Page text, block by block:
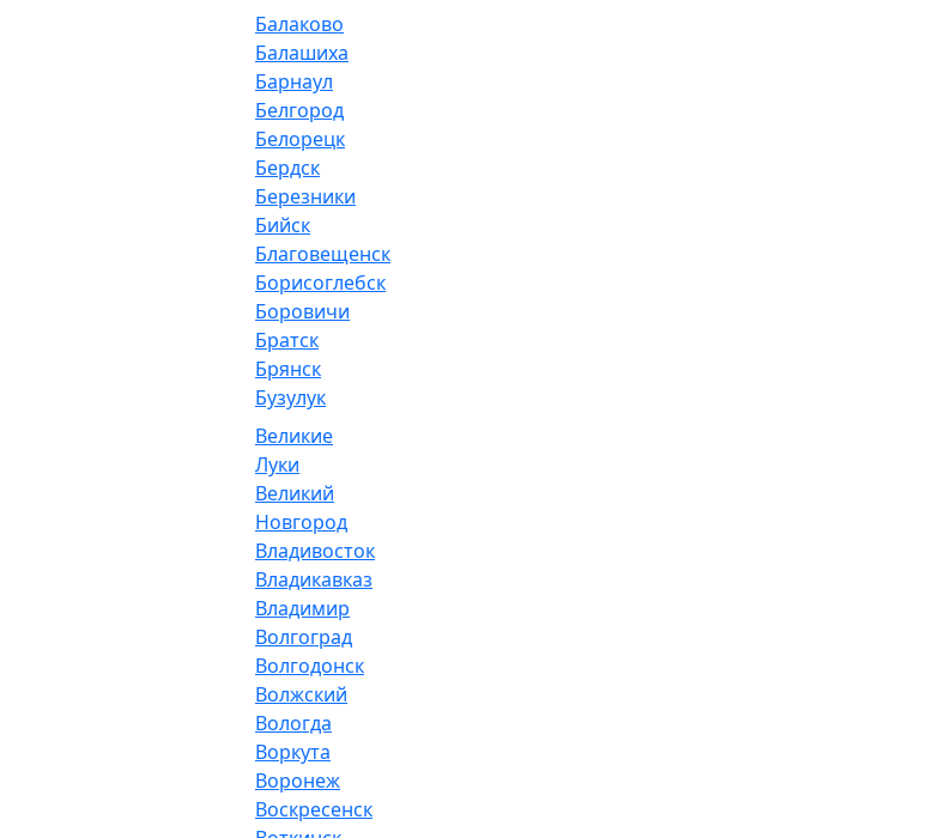
Балаково
Балашиха
Барнаул
Белгород
Белорецк
Бердск
Березники
Бийск
Благовещенск
Борисоглебск
Боровичи
Братск
Брянск
Бузулук
Великие
Луки
Великий
Новгород
Владивосток
Владикавказ
Владимир
Волгоград
Волгодонск
Волжский
Вологда
Воркута
Воронеж
Воскресенск